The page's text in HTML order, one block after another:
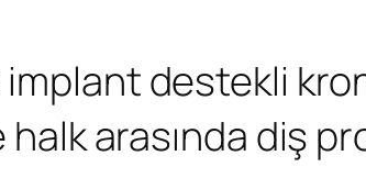
destekli
arasında diş